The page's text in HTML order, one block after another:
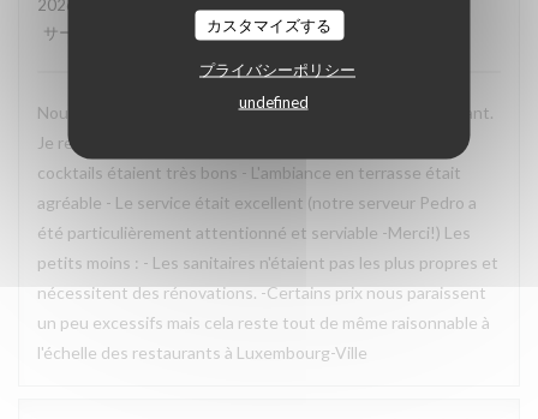
カスタマイズする
プライバシーポリシー
undefined
2026-07-24
- 18:45 - ゲスト 3
サービス
: 5/5 メニュー : 4/5 品質-価格
Nous avons passé une excellent moment dans ce restaurant.
Je recommande vivement! Les plus : - Les plats et les
cocktails étaient très bons - L'ambiance en terrasse était
agréable - Le service était excellent (notre serveur Pedro a
été particulièrement attentionné et serviable -Merci!) Les
petits moins : - Les sanitaires n'étaient pas les plus propres et
nécessitent des rénovations. -Certains prix nous paraissent
un peu excessifs mais cela reste tout de même raisonnable à
l'échelle des restaurants à Luxembourg-Ville